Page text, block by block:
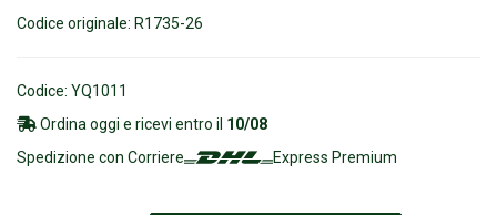
Codice originale: R1735-26
Codice: YQ1011
Ordina oggi e ricevi entro il 10/08
Spedizione con Corriere
Express Premium